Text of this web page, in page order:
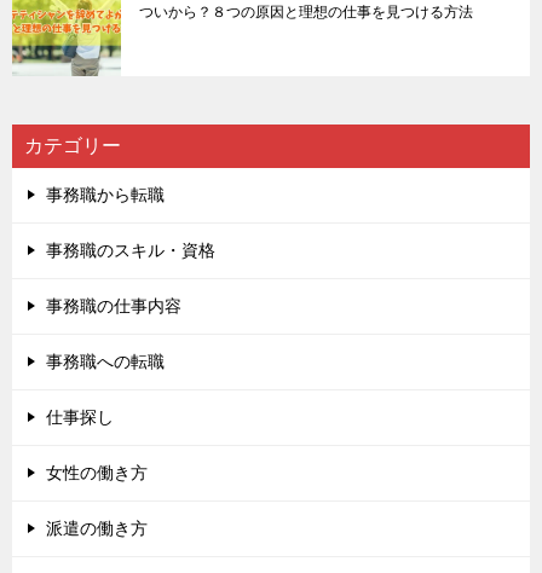
ついから？８つの原因と理想の仕事を見つける方法
カテゴリー
事務職から転職
事務職のスキル・資格
事務職の仕事内容
事務職への転職
仕事探し
女性の働き方
派遣の働き方